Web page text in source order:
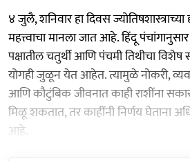
४ जुलै, शनिवार हा दिवस
महत्त्वाचा मानला जात आहे. हिंदू
पक्षातील चतुर्थी आणि पंचमी तिथीचा
योगही जुळून येत आहेत. त्यामुळे नोकरी,
आणि कौटुंबिक जीवनात काही राशींना
मिळू शकतात, तर काहींनी निर्णय घेताना
आहे.